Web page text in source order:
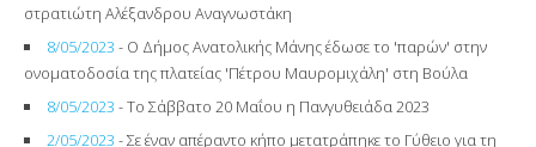
στρατιώτη Αλέξανδρου Αναγνωστάκη
8/05/2023 - Ο Δήμος Ανατολικής Μάνης έδωσε το 'παρών' στην
ονοματοδοσία της πλατείας 'Πέτρου Μαυρομιχάλη' στη Βούλα
8/05/2023 - Το Σάββατο 20 Μαΐου η Πανγυθειάδα 2023
2/05/2023 - Σε έναν απέραντο κήπο μετατράπηκε το Γύθειο για τη